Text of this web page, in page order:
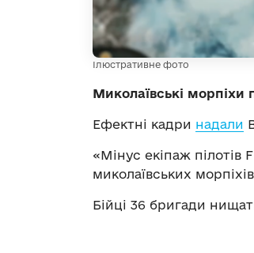
Ілюстративне фото
Миколаївські морпіхи
Ефектні кадри надали
«Мінус екіпаж
миколаївських
Бійці 36 бригади